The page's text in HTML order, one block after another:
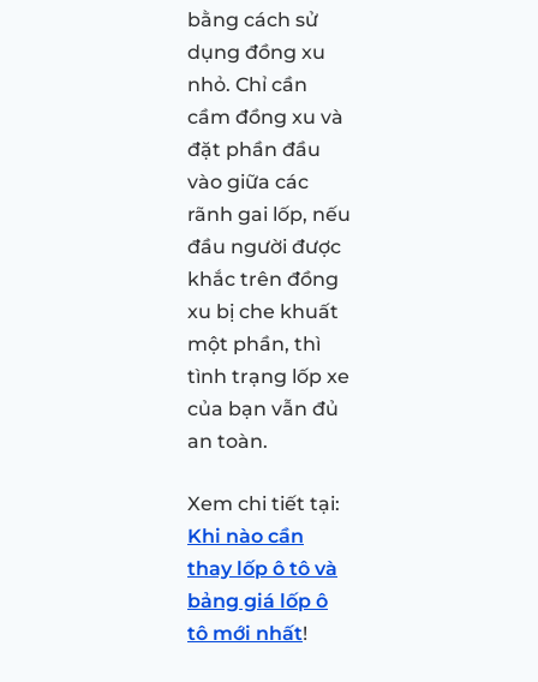
bằng cách sử
dụng đồng xu
nhỏ. Chỉ cần
cầm đồng xu và
đặt phần đầu
vào giữa các
rãnh gai lốp, nếu
đầu người được
khắc trên đồng
xu bị che khuất
một phần, thì
tình trạng lốp xe
của bạn vẫn đủ
an toàn.
Xem chi tiết tại:
Khi nào cần
thay lốp ô tô và
bảng giá lốp ô
tô mới nhất!